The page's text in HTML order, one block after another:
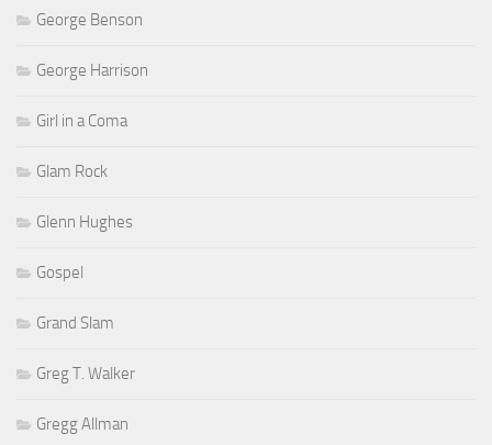
George Benson
George Harrison
Girl in a Coma
Glam Rock
Glenn Hughes
Gospel
Grand Slam
Greg T. Walker
Gregg Allman